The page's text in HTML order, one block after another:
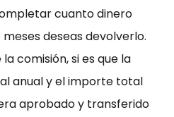
cuanto dinero
deseas devolverlo.
comisión, si es que la
anual y el importe total
aprobado y transferido